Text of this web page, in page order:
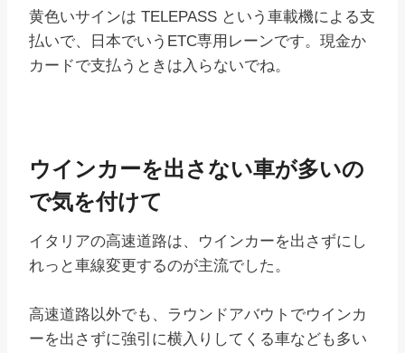
黄色いサインは TELEPASS という車載機による支
払いで、日本でいうETC専用レーンです。現金か
カードで支払うときは入らないでね。
ウインカーを出さない車が多いの
で気を付けて
イタリアの高速道路は、ウインカーを出さずにし
れっと車線変更するのが主流でした。
高速道路以外でも、ラウンドアバウトでウインカ
ーを出さずに強引に横入りしてくる車なども多い